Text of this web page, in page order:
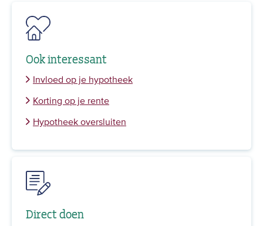
Ook interessant
Invloed op je hypotheek
Korting op je rente
Hypotheek oversluiten
Direct doen